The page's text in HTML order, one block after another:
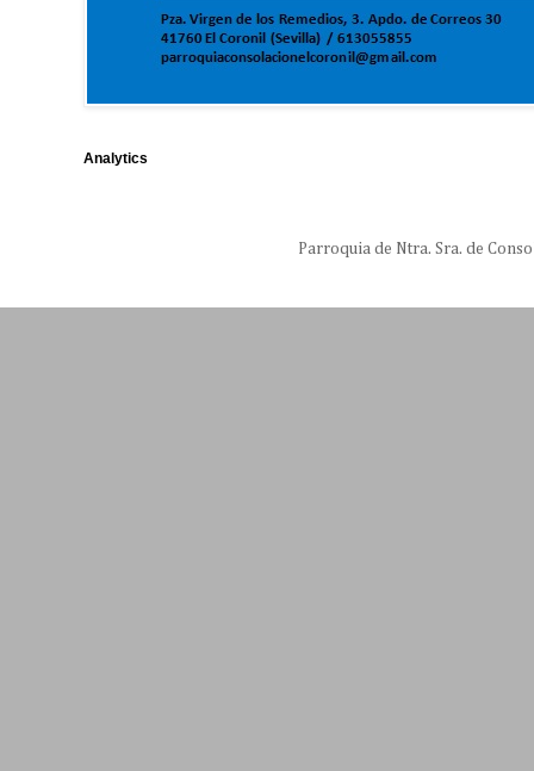
Analytics
Parroquia de Ntra. Sra. de